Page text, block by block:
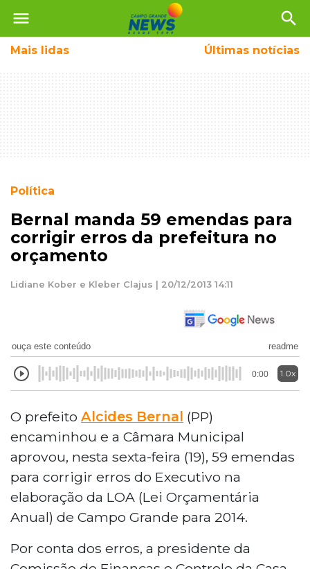
menu search
Mais lidas Últimas notícias
Política
Bernal manda 59 emendas para
corrigir erros da prefeitura no
orçamento
Lidiane Kober e Kleber Clajus | 20/12/2013 14:11
ouça este conteúdo readme
0:00 1.0x
O prefeito Alcides Bernal (PP)
encaminhou e a Câmara Municipal
aprovou, nesta sexta-feira (19), 59 emendas
para corrigir erros do Executivo na
elaboração da LOA (Lei Orçamentária
Anual) de Campo Grande para 2014.
Por conta dos erros, a presidente da